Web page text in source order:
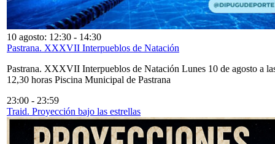
10 agosto: 12:30 - 14:30
Pastrana. XXXVII Interpueblos de Natación
Pastrana. XXXVII Interpueblos de Natación Lunes 10 de agosto a
12,30 horas Piscina Municipal de Pastrana
23:00 - 23:59
Traid. Proyección bajo las estrellas